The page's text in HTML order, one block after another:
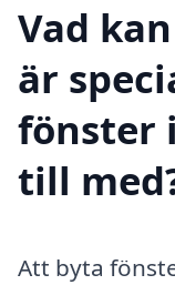
Vad
är
fönster
till
Att byta